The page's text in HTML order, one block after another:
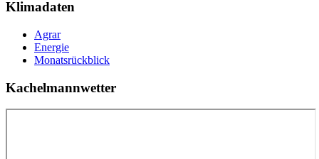
Klimadaten
Agrar
Energie
Monatsrückblick
Kachelmannwetter